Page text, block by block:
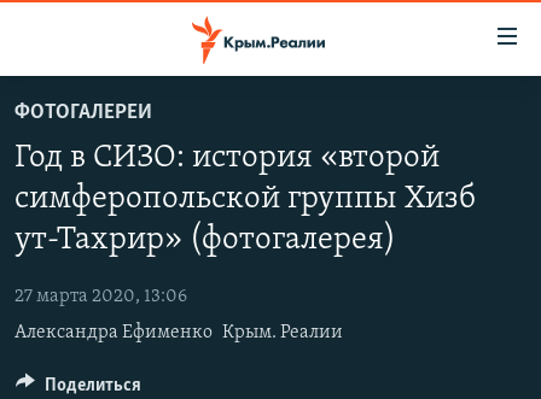
основному
содержанию
Вернутся
навигации
Вернутся
СПЕЦПРОЕКТЫ
ГРУЗ 200
КАРТА ВОЕННЫХ ОБЪЕКТОВ КРЫМА
11 ЛЕТ ОККУПАЦИИ КРЫМА. 11 ИСТОРИЙ СОПРОТИВЛЕНИЯ
ВОДА
ИСТОРИЯ
ЕЩЕ
ИНТЕРАКТИВ
ИНФОГРАФИКА
РАДІО СВОБОДА
КАК ОБОЙТИ БЛОКИРОВКУ
ФОТОГАЛЕРЕИ
Год в СИЗО: история «второй
симферопольской группы Хизб
ут-Тахрир» (фотогалерея)
27 марта 2020, 13:06
Александра Ефименко Крым. Реалии
Поделиться